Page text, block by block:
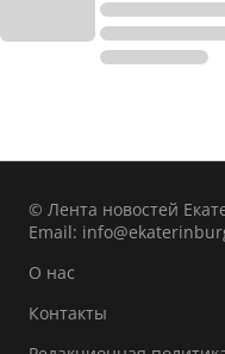
© Лента новостей
Email:
О нас
Контакты